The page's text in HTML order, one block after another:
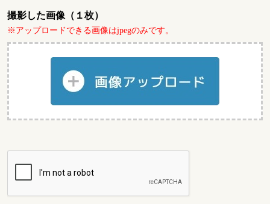
撮影した画像（１枚）
※アップロードできる画像はjpegのみです。